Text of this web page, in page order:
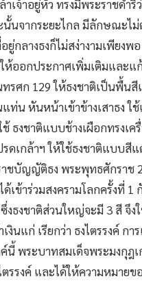
เจ้าอยู่หัว ทรงมีพระราชดำริ
นจากระยะไกล มีลักษณะไม่
ยู่กลางธงก็ไม่สง่างามเพียงพ
ให้ออกประกาศเพิ่มเติมและ
รศก 129 ให้ธงชาติเป็นพื้นสี
แท่น หันหน้าเข้าข้างเสาธง ใ
ช้ ธงชาติแบบช้างเผือกทรงเ
ดเกล้าฯ ให้ใช้ธงชาติแบบสีแ
ชบัญญัติธง พระพุทธศักราช
ด้เข้าร่วมสงครามโลกครั้งที่ 1
งธงชาติส่วนใหญ่จะมี 3 สี จึ
งินแก่ เรียกว่า ธงไตรรงค์ กา
ค์นี้ พระบาทสมเด็จพระมงกุฎเ
รรงค์ และได้ให้ความหมายข